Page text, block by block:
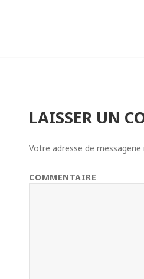
LAISSER UN
Votre adresse de messagerie
COMMENTAIRE